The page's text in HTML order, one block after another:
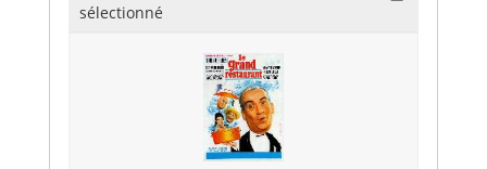
sélectionné